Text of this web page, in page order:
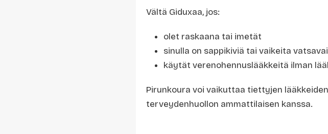
Vältä Giduxaa, jos:
olet raskaana tai imetät
sinulla on sappikiviä tai vaikeita
käytät verenohennuslääkkeitä ilman
Pirunkoura voi vaikuttaa tiettyjen
terveydenhuollon ammattilaisen kanssa.